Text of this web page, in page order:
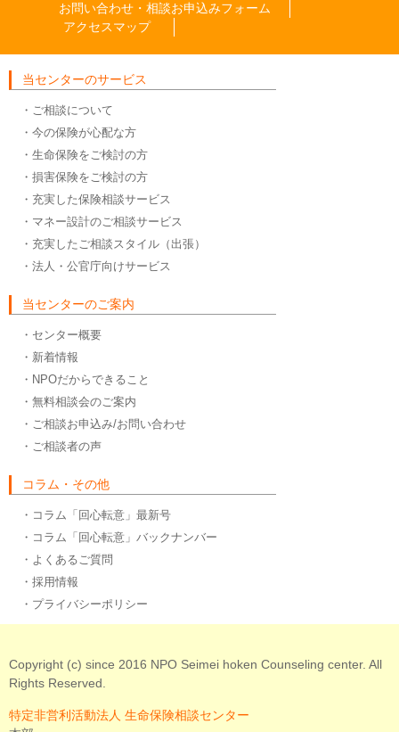
お問い合わせ・相談お申込みフォーム
アクセスマップ
当センターのサービス
・ご相談について
・今の保険が心配な方
・生命保険をご検討の方
・損害保険をご検討の方
・充実した保険相談サービス
・マネー設計のご相談サービス
・充実したご相談スタイル（出張）
・法人・公官庁向けサービス
当センターのご案内
・センター概要
・新着情報
・NPOだからできること
・無料相談会のご案内
・ご相談お申込み/お問い合わせ
・ご相談者の声
コラム・その他
・コラム「回心転意」最新号
・コラム「回心転意」バックナンバー
・よくあるご質問
・採用情報
・プライバシーポリシー
Copyright (c) since 2016 NPO Seimei hoken Counseling center. All
Rights Reserved.
特定非営利活動法人 生命保険相談センター